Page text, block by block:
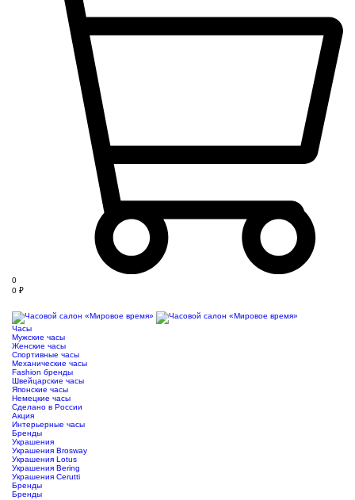
0
0 ₽
Часы
Мужские часы
Женские часы
Спортивные часы
Механические часы
Fashion бренды
Швейцарские часы
Японские часы
Немецкие часы
Сделано в России
Акция
Интерьерные часы
Бренды
Украшения
Украшения Brosway
Украшения Lotus
Украшения Bering
Украшения Cerutti
Бренды
Бренды